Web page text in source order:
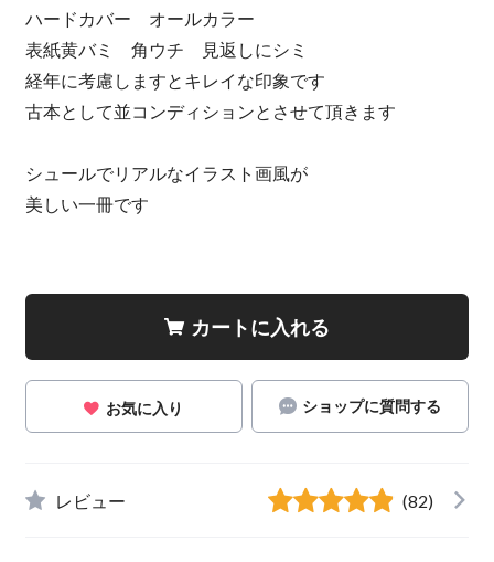
ハードカバー オールカラー
表紙黄バミ 角ウチ 見返しにシミ
経年に考慮しますとキレイな印象です
古本として並コンディションとさせて頂きます
シュールでリアルなイラスト画風が
美しい一冊です
カートに入れる
お気に入り ショップに質問する
レビュー (82)